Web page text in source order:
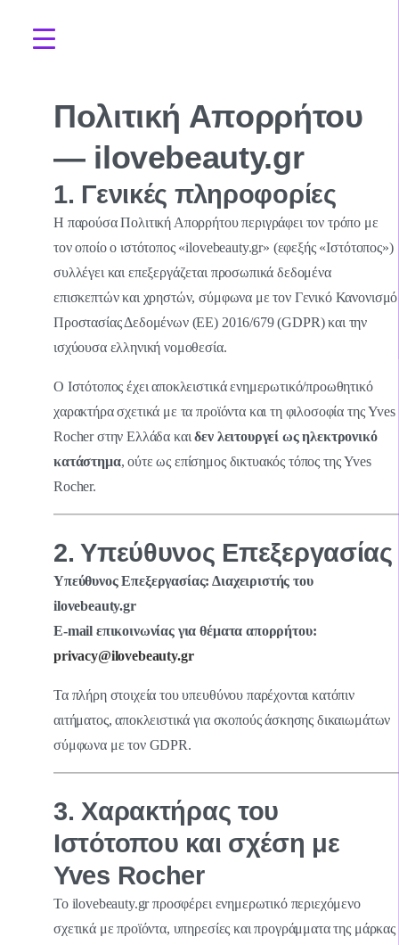
Πολιτική Απορρήτου
— ilovebeauty.gr
1. Γενικές πληροφορίες
Η παρούσα Πολιτική Απορρήτου περιγράφει τον τρόπο με
τον οποίο ο ιστότοπος «ilovebeauty.gr» (εφεξής «Ιστότοπος»)
συλλέγει και επεξεργάζεται προσωπικά δεδομένα
επισκεπτών και χρηστών, σύμφωνα με τον Γενικό Κανονισμό
Προστασίας Δεδομένων (ΕΕ) 2016/679 (GDPR) και την
ισχύουσα ελληνική νομοθεσία.
Ο Ιστότοπος έχει αποκλειστικά ενημερωτικό/προωθητικό
χαρακτήρα σχετικά με τα προϊόντα και τη φιλοσοφία της Yves
Rocher στην Ελλάδα καιδεν λειτουργεί ως ηλεκτρονικό
κατάστημα, ούτε ως επίσημος δικτυακός τόπος της Yves
Rocher.
2. Υπεύθυνος Επεξεργασίας
Υπεύθυνος Επεξεργασίας: Διαχειριστής του
ilovebeauty.gr
E-mail επικοινωνίας για θέματα απορρήτου:
privacy@ilovebeauty.gr
Τα πλήρη στοιχεία του υπευθύνου παρέχονται κατόπιν
αιτήματος, αποκλειστικά για σκοπούς άσκησης δικαιωμάτων
σύμφωνα με τον GDPR.
3. Χαρακτήρας του
Ιστότοπου και σχέση με
Yves Rocher
Το ilovebeauty.gr προσφέρει ενημερωτικό περιεχόμενο
σχετικά με προϊόντα, υπηρεσίες και προγράμματα της μάρκας